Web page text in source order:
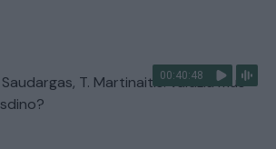
00:40:48
Saudargas, T. Martinaitis: valdžia mus